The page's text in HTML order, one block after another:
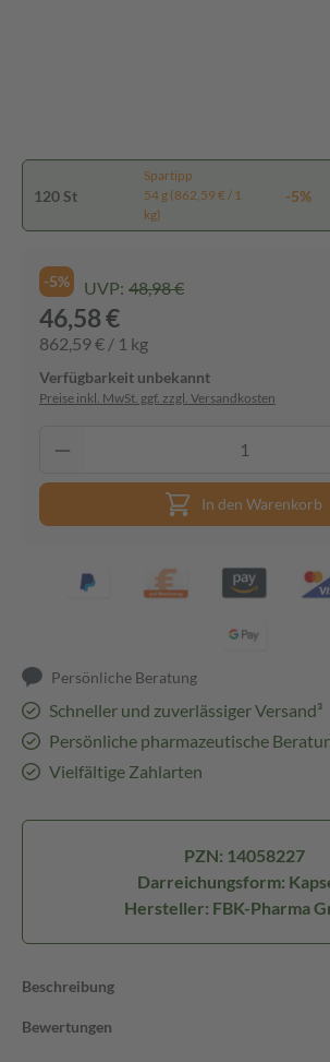
120 St
Spartipp
54 g (862,59 € / 1
kg)
-5%
-5% UVP: 48,98 €
46,58 €
862,59 € / 1 kg
Verfügbarkeit unbekannt
Preise inkl. MwSt. ggf. zzgl. Versandkosten
In den Warenkorb
Persönliche Beratung
Schneller und zuverlässiger Versand³
Persönliche pharmazeutische
Vielfältige Zahlarten
PZN: 14058227
Darreichungsform:
Hersteller: FBK-Pharma
Beschreibung
Bewertungen